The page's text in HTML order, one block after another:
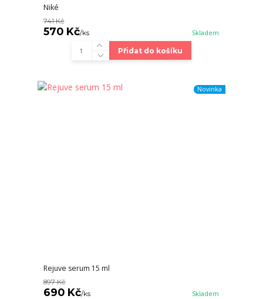
Niké
741 Kč
570 Kč/ks Skladem
Přidat do košíku
Novinka
Rejuve serum 15 ml
897 Kč
690 Kč/ks Skladem